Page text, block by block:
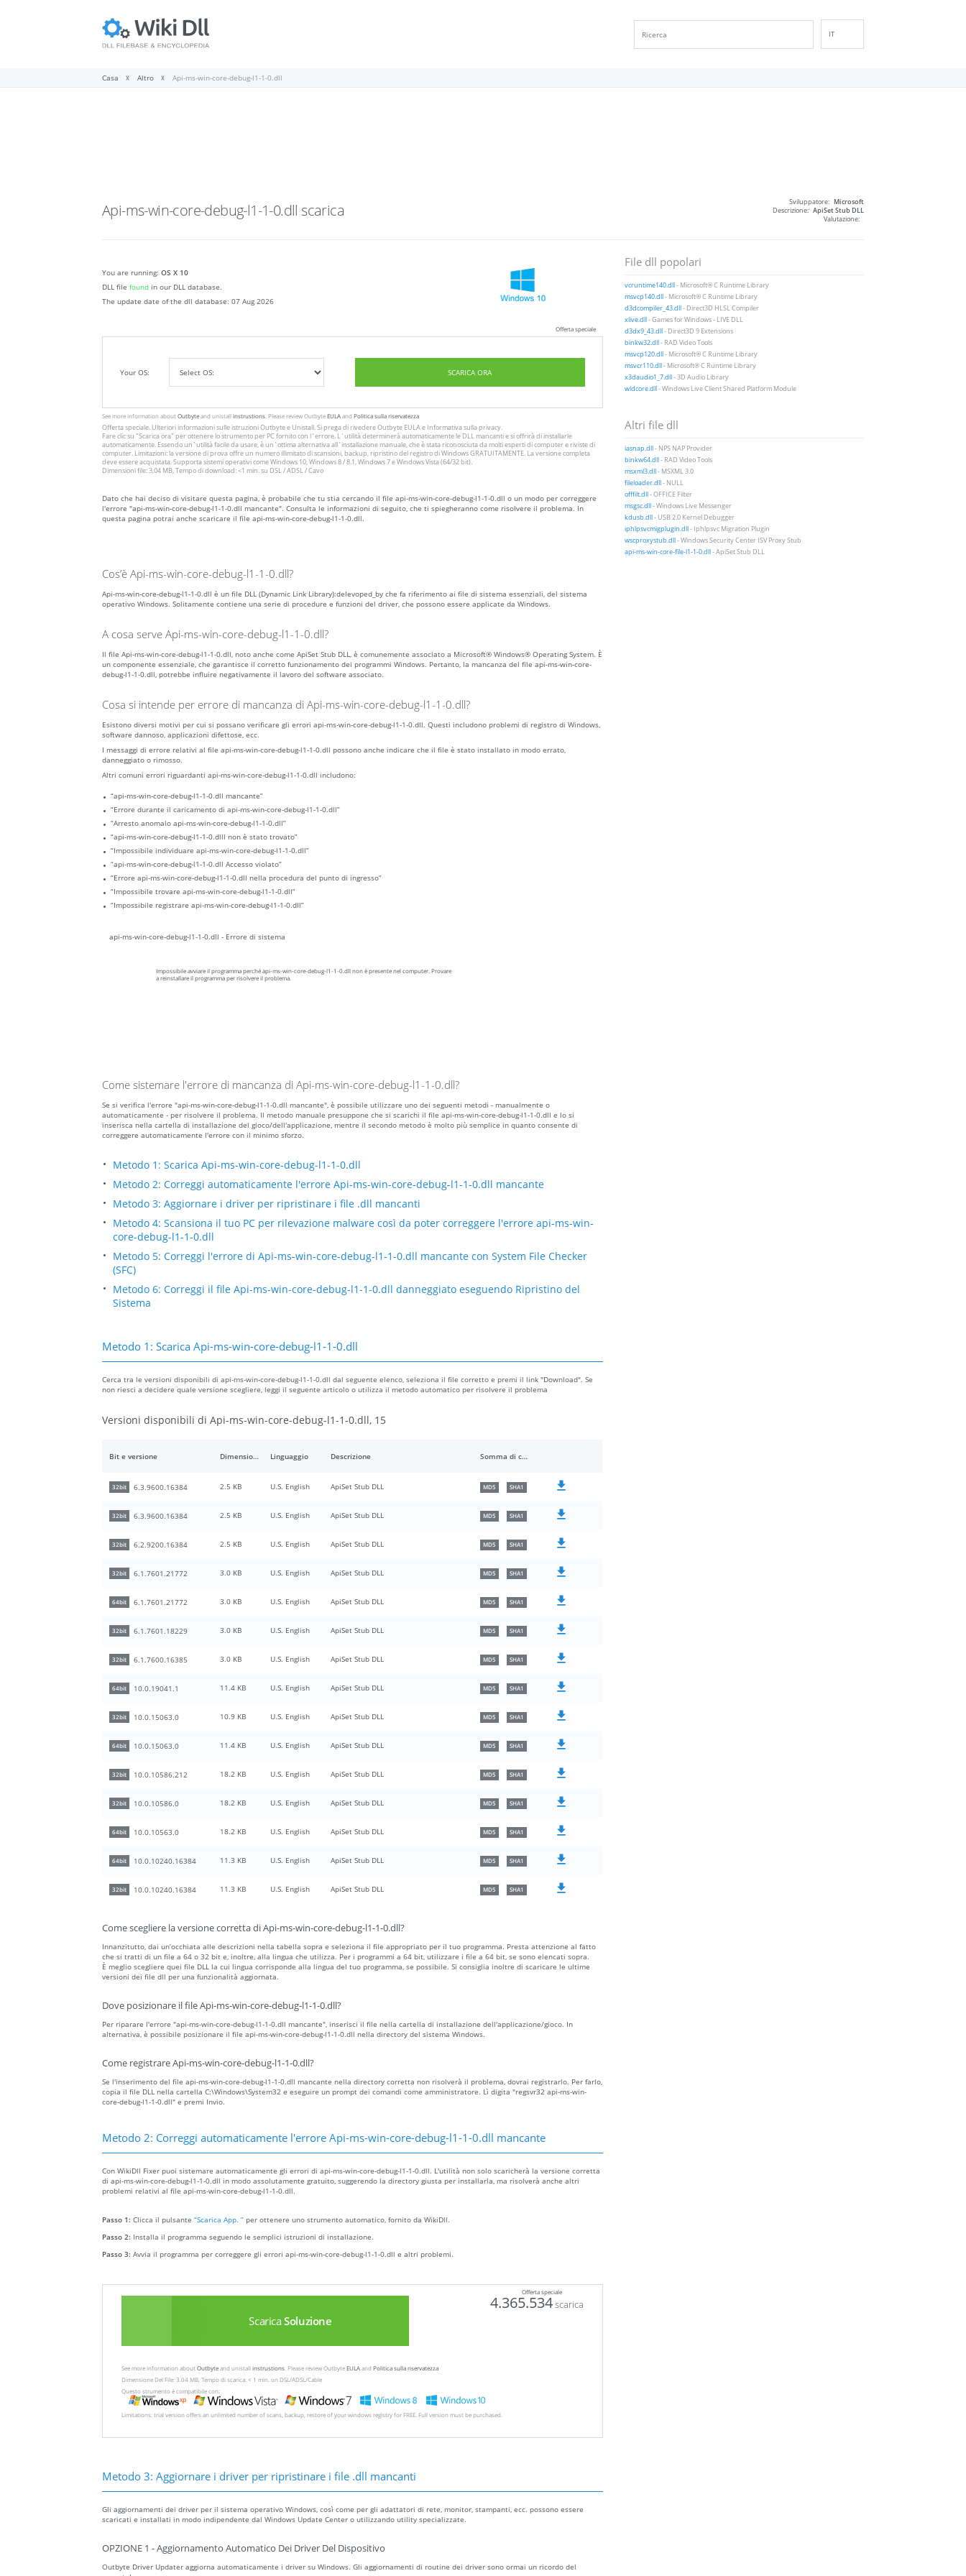
IT
NN
Casa Altro Api-ms-win-core-debug-l1-1-0.dll
Api-ms-win-core-debug-l1-1-0.dll scarica Sviluppatore: Microsoft
Descrizione: ApiSet Stub DLL
Valutazione:
You are running: OS X 10
DLL file found in our DLL database.
The update date of the dll database: 07 Aug 2026
Offerta speciale
Your OS: SCARICA ORA
See more information about Outbyteand unistallinstrustions . Please review OutbyteEULAandPolitica sulla riservatezza
Offerta speciale. Ulteriori informazioni sulle istruzioniOutbytee Unistall. Si prega di rivedere Outbyte EULAe Informativa sulla privacy.
Fare clic su "Scarica ora" per ottenere lo strumento per PC fornito con l`errore. L`utilità determinerà automaticamente le DLL mancanti e si offrirà di installarle
automaticamente. Essendo un`utilità facile da usare, è un`ottima alternativa all`installazione manuale, che è stata riconosciuta da molti esperti di computer e riviste di
computer. Limitazioni: la versione di prova offre un numero illimitato di scansioni, backup, ripristino del registro di Windows GRATUITAMENTE. La versione completa
deve essere acquistata. Supporta sistemi operativi come Windows 10, Windows 8 / 8.1, Windows 7 e Windows Vista (64/32 bit).
Dimensioni file: 3,04 MB, Tempo di download: <1 min. su DSL / ADSL / Cavo
Dato che hai deciso di visitare questa pagina, è probabile che tu stia cercando il file api-ms-win-core-debug-l1-1-0.dll o un modo per correggere
l'errore "api-ms-win-core-debug-l1-1-0.dll mancante". Consulta le informazioni di seguito, che ti spiegheranno come risolvere il problema. In
questa pagina potrai anche scaricare il file api-ms-win-core-debug-l1-1-0.dll.
Cos’è Api-ms-win-core-debug-l1-1-0.dll?
Api-ms-win-core-debug-l1-1-0.dll è un file DLL (Dynamic Link Library):delevoped_by che fa riferimento ai file di sistema essenziali, del sistema
operativo Windows. Solitamente contiene una serie di procedure e funzioni del driver, che possono essere applicate da Windows.
A cosa serve Api-ms-win-core-debug-l1-1-0.dll?
Il file Api-ms-win-core-debug-l1-1-0.dll, noto anche come ApiSet Stub DLL, è comunemente associato a Microsoft® Windows® Operating System. È
un componente essenziale, che garantisce il corretto funzionamento dei programmi Windows. Pertanto, la mancanza del file api-ms-win-core-
debug-l1-1-0.dll, potrebbe influire negativamente il lavoro del software associato.
Cosa si intende per errore di mancanza di Api-ms-win-core-debug-l1-1-0.dll?
Esistono diversi motivi per cui si possano verificare gli errori api-ms-win-core-debug-l1-1-0.dll. Questi includono problemi di registro di Windows,
software dannoso, applicazioni difettose, ecc.
I messaggi di errore relativi al file api-ms-win-core-debug-l1-1-0.dll possono anche indicare che il file è stato installato in modo errato,
danneggiato o rimosso.
Altri comuni errori riguardanti api-ms-win-core-debug-l1-1-0.dll includono:
“api-ms-win-core-debug-l1-1-0.dll mancante”
“Errore durante il caricamento di api-ms-win-core-debug-l1-1-0.dll”
“Arresto anomalo api-ms-win-core-debug-l1-1-0.dll”
“api-ms-win-core-debug-l1-1-0.dlll non è stato trovato”
“Impossibile individuare api-ms-win-core-debug-l1-1-0.dll”
“api-ms-win-core-debug-l1-1-0.dll Accesso violato”
“Errore api-ms-win-core-debug-l1-1-0.dll nella procedura del punto di ingresso”
“Impossibile trovare api-ms-win-core-debug-l1-1-0.dll”
“Impossibile registrare api-ms-win-core-debug-l1-1-0.dll”
api-ms-win-core-debug-l1-1-0.dll - Errore di sistema
Impossibile avviare il programma perché api-ms-win-core-debug-l1-1-0.dll non è presente nel computer. Provare
a reinstallare il programma per risolvere il problema.
Come sistemare l'errore di mancanza di Api-ms-win-core-debug-l1-1-0.dll?
Se si verifica l'errore "api-ms-win-core-debug-l1-1-0.dll mancante", è possibile utilizzare uno dei seguenti metodi - manualmente o
automaticamente - per risolvere il problema. Il metodo manuale presuppone che si scarichi il file api-ms-win-core-debug-l1-1-0.dll e lo si
inserisca nella cartella di installazione del gioco/dell'applicazione, mentre il secondo metodo è molto più semplice in quanto consente di
correggere automaticamente l'errore con il minimo sforzo.
Metodo 1: Scarica Api-ms-win-core-debug-l1-1-0.dll
Metodo 2: Correggi automaticamente l'errore Api-ms-win-core-debug-l1-1-0.dll mancante
Metodo 3: Aggiornare i driver per ripristinare i file .dll mancanti
Metodo 4: Scansiona il tuo PC per rilevazione malware così da poter correggere l'errore api-ms-win-
core-debug-l1-1-0.dll
Metodo 5: Correggi l'errore di Api-ms-win-core-debug-l1-1-0.dll mancante con System File Checker
(SFC)
Metodo 6: Correggi il file Api-ms-win-core-debug-l1-1-0.dll danneggiato eseguendo Ripristino del
Sistema
Metodo 1: Scarica Api-ms-win-core-debug-l1-1-0.dll
Cerca tra le versioni disponibili di api-ms-win-core-debug-l1-1-0.dll dal seguente elenco, seleziona il file corretto e premi il link "Download". Se
non riesci a decidere quale versione scegliere, leggi il seguente articolo o utilizza il metodo automatico per risolvere il problema
Versioni disponibili di Api-ms-win-core-debug-l1-1-0.dll, 15
Bit e versione Dimensione del file Linguaggio Descrizione Somma di controllo
32bit 6.3.9600.16384 2.5 KB U.S. English ApiSet Stub DLL MD5 SHA1
32bit 6.3.9600.16384 2.5 KB U.S. English ApiSet Stub DLL MD5 SHA1
32bit 6.2.9200.16384 2.5 KB U.S. English ApiSet Stub DLL MD5 SHA1
32bit 6.1.7601.21772 3.0 KB U.S. English ApiSet Stub DLL MD5 SHA1
64bit 6.1.7601.21772 3.0 KB U.S. English ApiSet Stub DLL MD5 SHA1
32bit 6.1.7601.18229 3.0 KB U.S. English ApiSet Stub DLL MD5 SHA1
32bit 6.1.7600.16385 3.0 KB U.S. English ApiSet Stub DLL MD5 SHA1
64bit 10.0.19041.1 11.4 KB U.S. English ApiSet Stub DLL MD5 SHA1
32bit 10.0.15063.0 10.9 KB U.S. English ApiSet Stub DLL MD5 SHA1
64bit 10.0.15063.0 11.4 KB U.S. English ApiSet Stub DLL MD5 SHA1
32bit 10.0.10586.212 18.2 KB U.S. English ApiSet Stub DLL MD5 SHA1
32bit 10.0.10586.0 18.2 KB U.S. English ApiSet Stub DLL MD5 SHA1
64bit 10.0.10563.0 18.2 KB U.S. English ApiSet Stub DLL MD5 SHA1
64bit 10.0.10240.16384 11.3 KB U.S. English ApiSet Stub DLL MD5 SHA1
32bit 10.0.10240.16384 11.3 KB U.S. English ApiSet Stub DLL MD5 SHA1
Come scegliere la versione corretta di Api-ms-win-core-debug-l1-1-0.dll?
Innanzitutto, dai un’occhiata alle descrizioni nella tabella sopra e seleziona il file appropriato per il tuo programma. Presta attenzione al fatto
che si tratti di un file a 64 o 32 bit e, inoltre, alla lingua che utilizza. Per i programmi a 64 bit, utilizzare i file a 64 bit, se sono elencati sopra.
È meglio scegliere quei file DLL la cui lingua corrisponde alla lingua del tuo programma, se possibile. Si consiglia inoltre di scaricare le ultime
versioni dei file dll per una funzionalità aggiornata.
Dove posizionare il file Api-ms-win-core-debug-l1-1-0.dll?
Per riparare l'errore "api-ms-win-core-debug-l1-1-0.dll mancante", inserisci il file nella cartella di installazione dell'applicazione/gioco. In
alternativa, è possibile posizionare il file api-ms-win-core-debug-l1-1-0.dll nella directory del sistema Windows.
Come registrare Api-ms-win-core-debug-l1-1-0.dll?
Se l'inserimento del file api-ms-win-core-debug-l1-1-0.dll mancante nella directory corretta non risolverà il problema, dovrai registrarlo. Per farlo,
copia il file DLL nella cartella C:\Windows\System32 e eseguire un prompt dei comandi come amministratore. Lì digita "regsvr32 api-ms-win-
core-debug-l1-1-0.dll" e premi Invio.
Metodo 2: Correggi automaticamente l'errore Api-ms-win-core-debug-l1-1-0.dll mancante
Con WikiDll Fixer puoi sistemare automaticamente gli errori di api-ms-win-core-debug-l1-1-0.dll. L'utilità non solo scaricherà la versione corretta
di api-ms-win-core-debug-l1-1-0.dll in modo assolutamente gratuito, suggerendo la directory giusta per installarla, ma risolverà anche altri
problemi relativi al file api-ms-win-core-debug-l1-1-0.dll.
Passo 1: Clicca il pulsante “Scarica App. ” per ottenere uno strumento automatico, fornito da WikiDll.
Passo 2: Installa il programma seguendo le semplici istruzioni di installazione.
Passo 3: Avvia il programma per correggere gli errori api-ms-win-core-debug-l1-1-0.dll e altri problemi.
Offerta speciale
ScaricaSoluzione
4.365.534scarica
See more information about Outbyteand unistallinstrustions . Please review OutbyteEULAandPolitica sulla riservatezza
Dimensione Del File: 3.04 MB, Tempo di scarica: < 1 min. on DSL/ADSL/Cable
Questo strumento è compatibile con:
Limitations: trial version offers an unlimited number of scans, backup, restore of your windows registry for FREE. Full version must be purchased.
Metodo 3: Aggiornare i driver per ripristinare i file .dll mancanti
Gli aggiornamenti dei driver per il sistema operativo Windows, così come per gli adattatori di rete, monitor, stampanti, ecc. possono essere
scaricati e installati in modo indipendente dal Windows Update Center o utilizzando utility specializzate.
OPZIONE 1 - Aggiornamento Automatico Dei Driver Del Dispositivo
Outbyte Driver Updater aggiorna automaticamente i driver su Windows. Gli aggiornamenti di routine dei driver sono ormai un ricordo del
File dll popolari
vcruntime140.dll- Microsoft® C Runtime Library
msvcp140.dll- Microsoft® C Runtime Library
d3dcompiler_43.dll- Direct3D HLSL Compiler
xlive.dll- Games for Windows - LIVE DLL
d3dx9_43.dll- Direct3D 9 Extensions
binkw32.dll- RAD Video Tools
msvcp120.dll- Microsoft® C Runtime Library
msvcr110.dll- Microsoft® C Runtime Library
x3daudio1_7.dll- 3D Audio Library
wldcore.dll- Windows Live Client Shared Platform Module
Altri file dll
iasnap.dll- NPS NAP Provider
binkw64.dll- RAD Video Tools
msxml3.dll- MSXML 3.0
fileloader.dll- NULL
offfilt.dll- OFFICE Filter
msgsc.dll- Windows Live Messenger
kdusb.dll- USB 2.0 Kernel Debugger
iphlpsvcmigplugin.dll- Iphlpsvc Migration Plugin
wscproxystub.dll- Windows Security Center ISV Proxy Stub
api-ms-win-core-file-l1-1-0.dll- ApiSet Stub DLL